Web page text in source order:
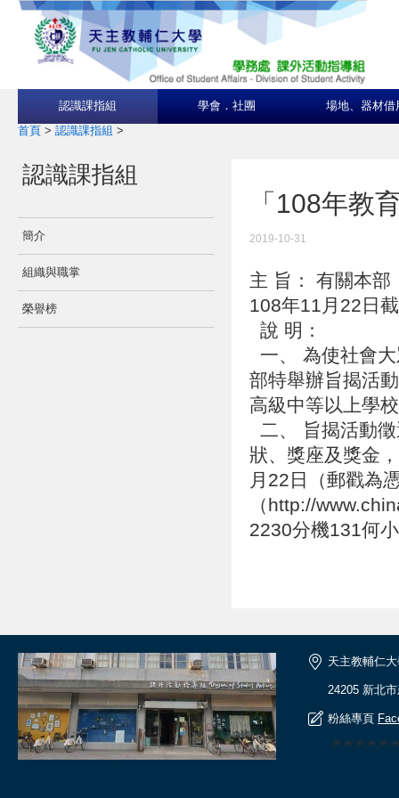
認識課指組 學會．社團 場地、器材借
首頁 > 認識課指組 >
認識課指組
簡介
組織與職掌
榮譽榜
「108年教
2019-10-31
主 旨： 有關本部
108年11月22日
說 明：
一、 為使社會
部特舉辦旨揭活
高級中等以上學
二、 旨揭活動
狀、獎座及獎金
月22日（郵戳為
（http://
2230分機131何
天主教輔仁
24205 新北
粉絲專頁